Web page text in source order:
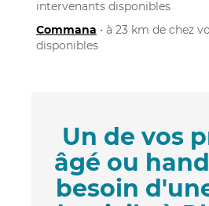
intervenants disponibles
Commana • à 23 km de chez
disponibles
Un de vos
âgé ou
besoin